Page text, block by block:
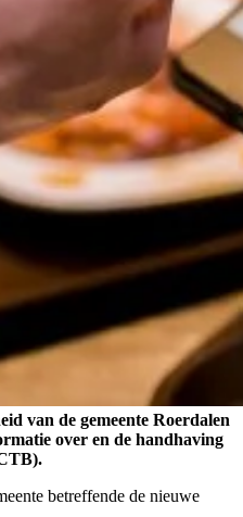
van de gemeente Roerdalen
over en de handhaving
betreffende de nieuwe